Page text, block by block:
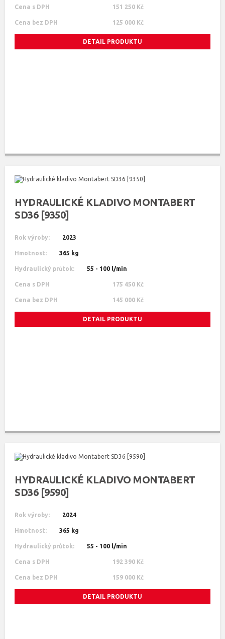
Cena s DPH 151 250 Kč
Cena bez DPH 125 000 Kč
DETAIL PRODUKTU
HYDRAULICKÉ KLADIVO MONTABERT
SD36 [9350]
Rok výroby: 2023
Hmotnost: 365 kg
Hydraulický průtok: 55 - 100 l/min
Cena s DPH 175 450 Kč
Cena bez DPH 145 000 Kč
DETAIL PRODUKTU
HYDRAULICKÉ KLADIVO MONTABERT
SD36 [9590]
Rok výroby: 2024
Hmotnost: 365 kg
Hydraulický průtok: 55 - 100 l/min
Cena s DPH 192 390 Kč
Cena bez DPH 159 000 Kč
DETAIL PRODUKTU